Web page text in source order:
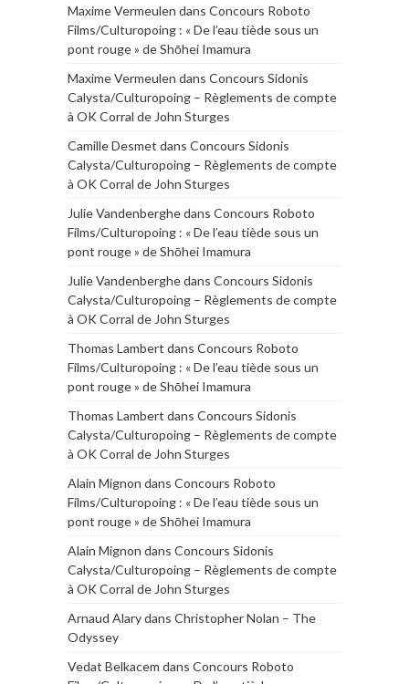
Maxime Vermeulen dans Concours Roboto
Films/Culturopoing : « De l’eau tiède sous un
pont rouge » de Shōhei Imamura
Maxime Vermeulen dans Concours Sidonis
Calysta/Culturopoing – Règlements de compte
à OK Corral de John Sturges
Camille Desmet dans Concours Sidonis
Calysta/Culturopoing – Règlements de compte
à OK Corral de John Sturges
Julie Vandenberghedans Concours Roboto
Films/Culturopoing : « De l’eau tiède sous un
pont rouge » de Shōhei Imamura
Julie Vandenberghedans Concours Sidonis
Calysta/Culturopoing – Règlements de compte
à OK Corral de John Sturges
Thomas Lambert dans Concours Roboto
Films/Culturopoing : « De l’eau tiède sous un
pont rouge » de Shōhei Imamura
Thomas Lambert dans Concours Sidonis
Calysta/Culturopoing – Règlements de compte
à OK Corral de John Sturges
Alain Mignon dans Concours Roboto
Films/Culturopoing : « De l’eau tiède sous un
pont rouge » de Shōhei Imamura
Alain Mignon dans Concours Sidonis
Calysta/Culturopoing – Règlements de compte
à OK Corral de John Sturges
Arnaud Alarydans Christopher Nolan – The
Odyssey
Vedat Belkacem dans Concours Roboto